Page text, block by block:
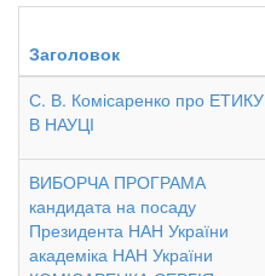
Заголовок
С. В. Комісаренко про ЕТИКУ
В НАУЦІ
ВИБОРЧА ПРОГРАМА
кандидата на посаду
Президента НАН України
академіка НАН України